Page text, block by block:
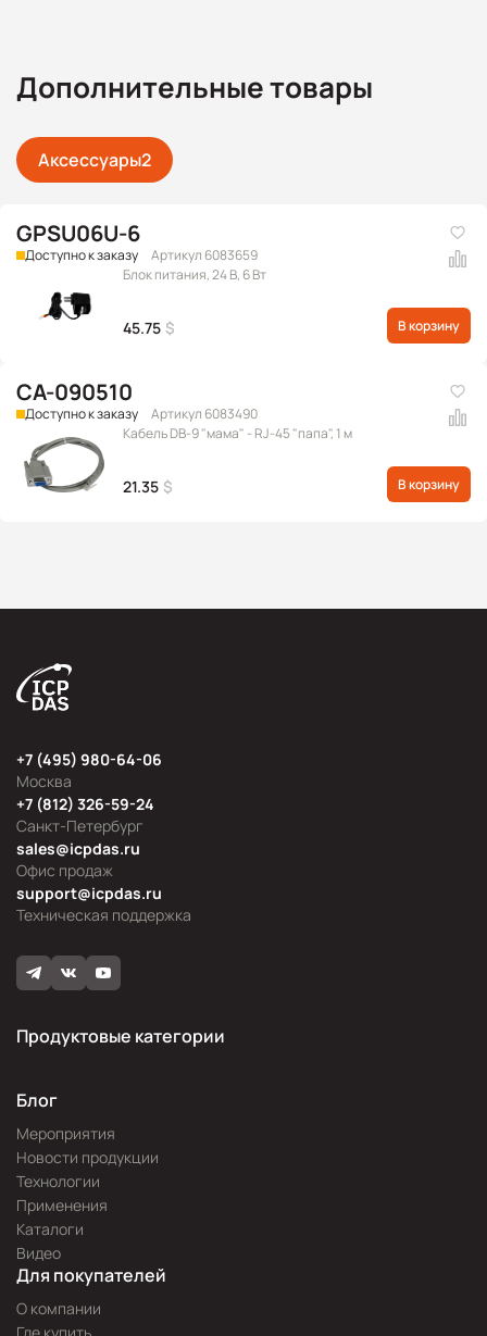
Дополнительные товары
Аксессуары2
GPSU06U-6
Доступно к заказу
Артикул 6083659
Блок питания, 24 В, 6 Вт
45.75 $ В корзину
CA-090510
Доступно к заказу
Артикул 6083490
Кабель DB-9 "мама" - RJ-45 "папа", 1 м
21.35 $ В корзину
Москва
+7 (495) 980-64-06
Офис продаж
sales@icpdas.ru
Санкт-Петербург
+7 (812) 326-59-24
Техническая поддержка
support@icpdas.ru
Продуктовые категории
Блог
Мероприятия
Новости продукции
Технологии
Применения
Каталоги
Видео
Для покупателей
О компании